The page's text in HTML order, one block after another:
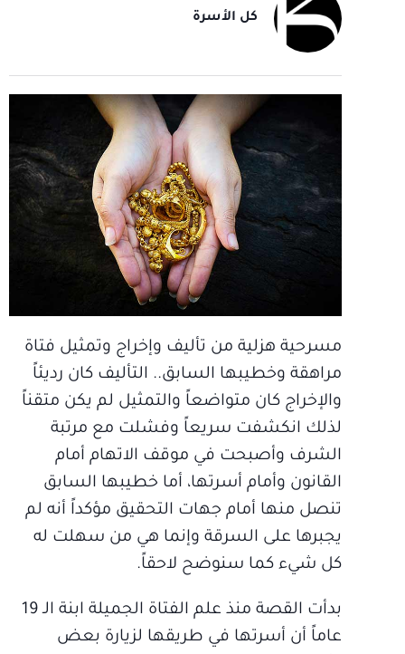
كل الأسرة
مسرحية هزلية من تأليف وإخراج وتمثيل فتاة
مراهقة وخطيبها السابق.. التأليف كان رديئاً
والإخراج كان متواضعاً والتمثيل لم يكن متقناً
لذلك انكشفت سريعاً وفشلت مع مرتبة
الشرف وأصبحت في موقف الاتهام أمام
القانون وأمام أسرتها، أما خطيبها السابق
تنصل منها أمام جهات التحقيق مؤكداً أنه لم
يجبرها على السرقة وإنما هي من سهلت له
كل شيء كما سنوضح لاحقاً.
بدأت القصة منذ علم الفتاة الجميلة ابنة الـ 19
عاماً أن أسرتها في طريقها لزيارة بعض